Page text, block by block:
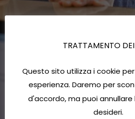
TRATTAMENTO
Questo sito utilizza i cookie
esperienza. Daremo per
d'accordo, ma puoi annullare
desideri.